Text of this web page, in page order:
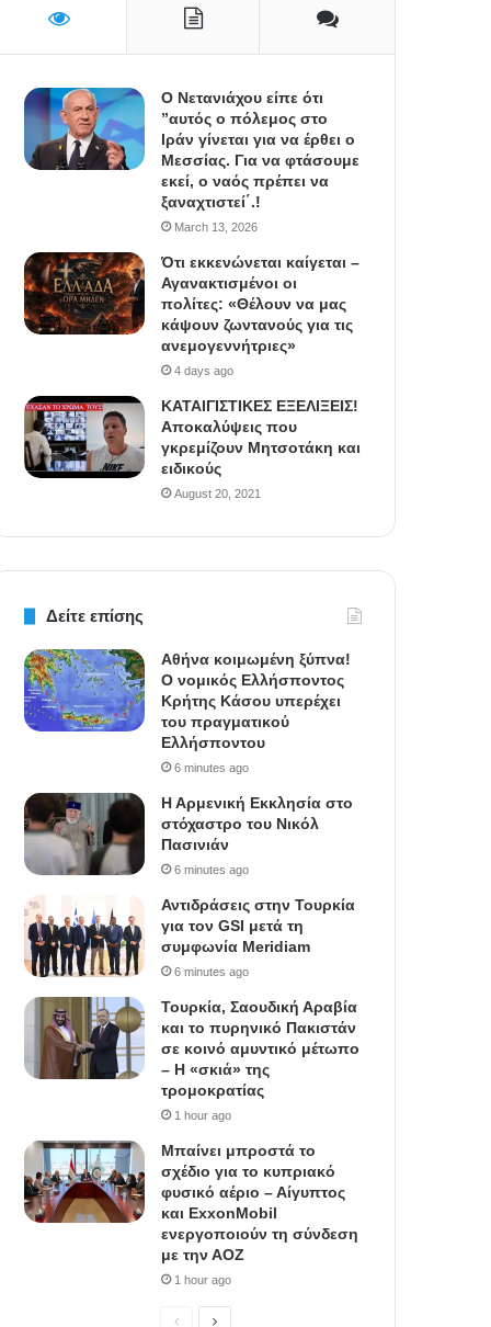
Ο Νετανιάχου είπε ότι
”αυτός ο πόλεμος στο
Ιράν γίνεται για να έρθει ο
Μεσσίας. Για να φτάσουμε
εκεί, ο ναός πρέπει να
ξαναχτιστεί΄.!
March 13, 2026
Ότι εκκενώνεται καίγεται –
Αγανακτισμένοι οι
πολίτες: «Θέλουν να μας
κάψουν ζωντανούς για τις
ανεμογεννήτριες»
4 days ago
ΚΑΤΑΙΓΙΣΤΙΚΕΣ ΕΞΕΛΙΞΕΙΣ!
Αποκαλύψεις που
γκρεμίζουν Μητσοτάκη και
ειδικούς
August 20, 2021
Δείτε επίσης
Αθήνα κοιμωμένη ξύπνα!
Ο νομικός Ελλήσποντος
Κρήτης Κάσου υπερέχει
του πραγματικού
Ελλήσποντου
6 minutes ago
Η Αρμενική Εκκλησία στο
στόχαστρο του Νικόλ
Πασινιάν
6 minutes ago
Αντιδράσεις στην Τουρκία
για τον GSI μετά τη
συμφωνία Meridiam
6 minutes ago
Τουρκία, Σαουδική Αραβία
και το πυρηνικό Πακιστάν
σε κοινό αμυντικό μέτωπο
– Η «σκιά» της
τρομοκρατίας
1 hour ago
Μπαίνει μπροστά το
σχέδιο για το κυπριακό
φυσικό αέριο – Αίγυπτος
και ExxonMobil
ενεργοποιούν τη σύνδεση
με την ΑΟΖ
1 hour ago